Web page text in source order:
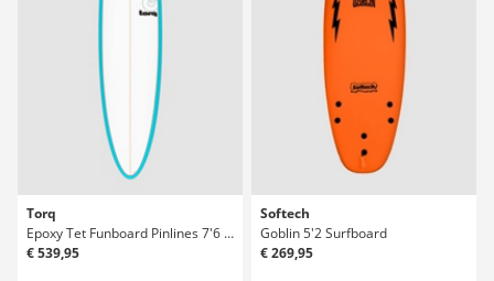
Torq
Epoxy Tet Funboard Pinlines 7'6 Surfboard
€ 539,95
Softech
Goblin 5'2 Surfboard
€ 269,95